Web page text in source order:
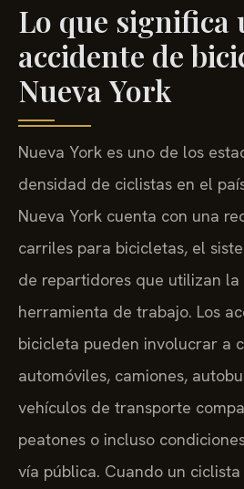
Lo que significa
accidente de
Nueva York
Nueva York es uno de los
densidad de ciclistas en el
Nueva York cuenta con una
carriles para bicicletas, el
de repartidores que utilizan
herramienta de trabajo. Los
bicicleta pueden involucrar a
automóviles, camiones,
vehículos de transporte
peatones o incluso
vía pública. Cuando un